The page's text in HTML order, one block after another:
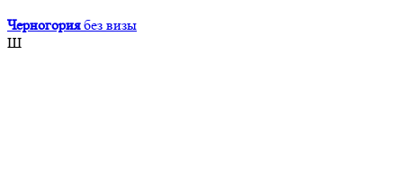
Черногория без визы
Ш